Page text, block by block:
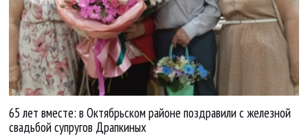
65 лет вместе: в Октябрьском районе поздравили с железной
свадьбой супругов Драпкиных